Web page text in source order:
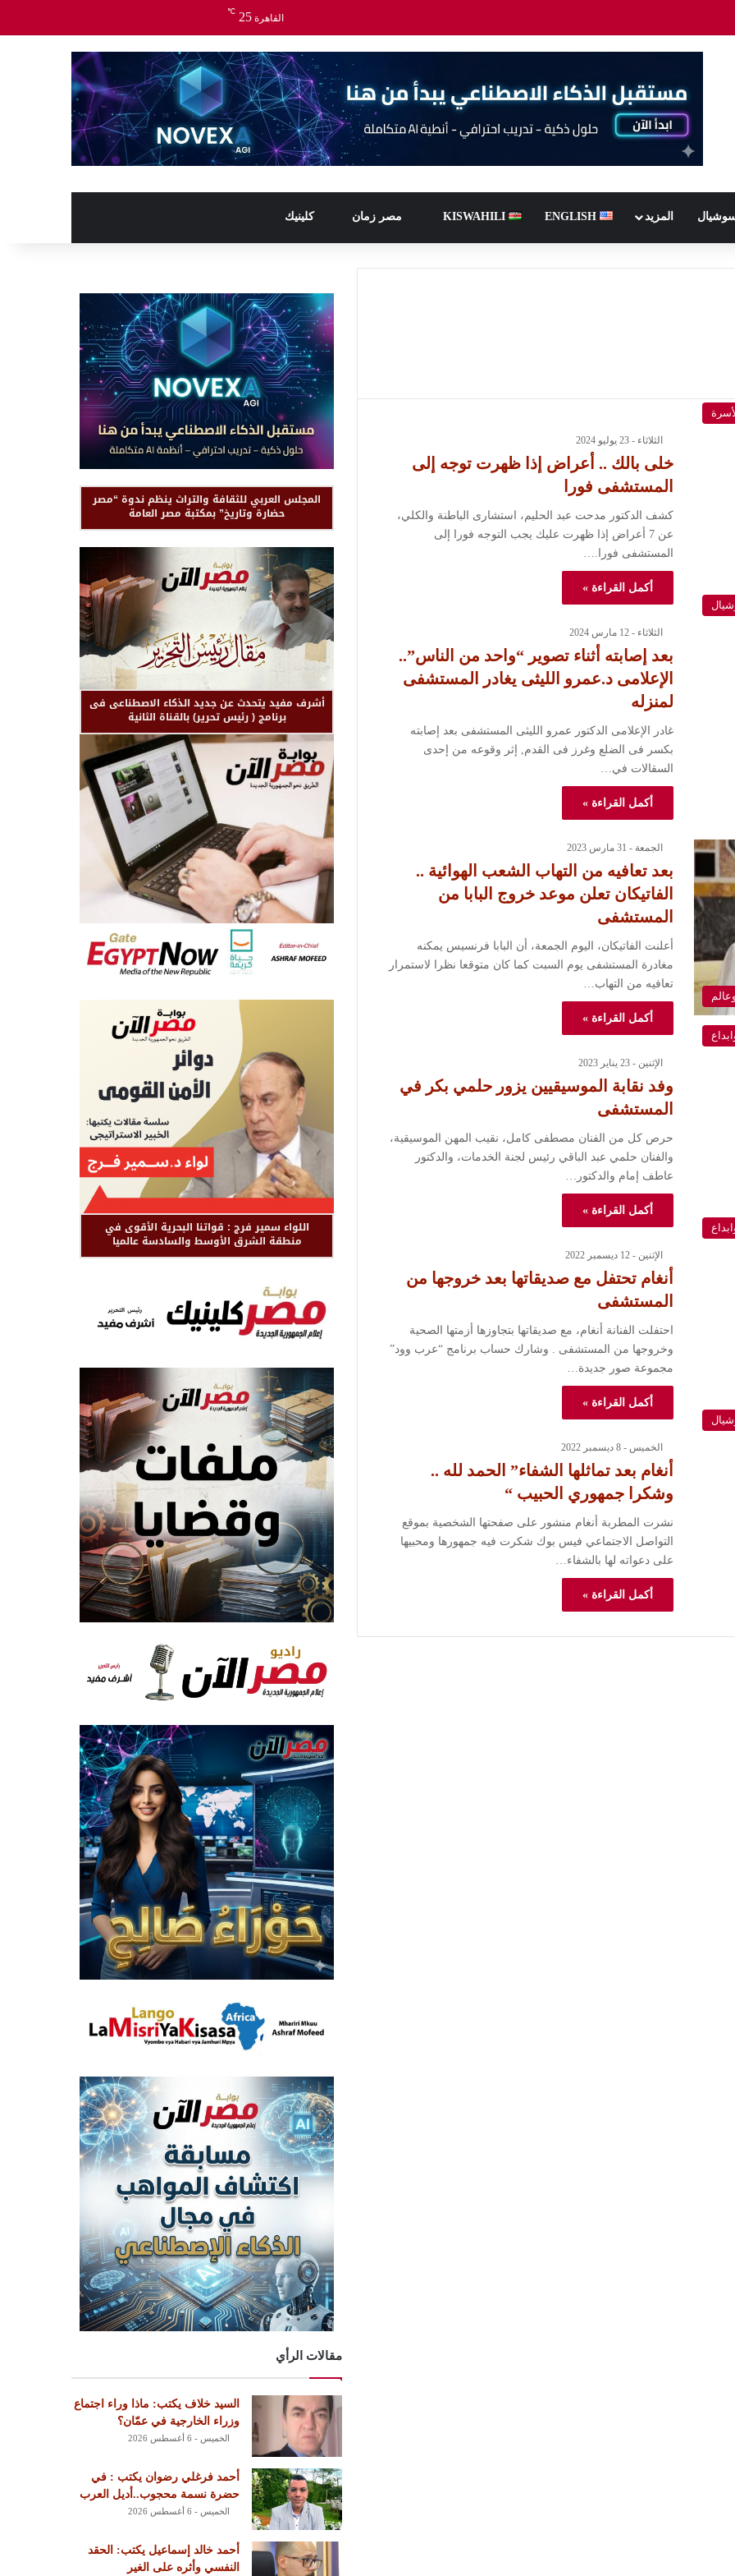
القاهرة 25
℃
المزيد ENGLISH
KISWAHILI مصر زمان كلينيك
الثلاثاء - 23 يوليو 2024
خلى بالك .. أعراض إذا ظهرت توجه إلى
المستشفى فورا
كشف الدكتور مدحت عبد الحليم، استشارى الباطنة والكلي،
عن 7 أعراض إذا ظهرت عليك يجب التوجه فورا إلى
المستشفى فورا.…
أكمل القراءة »
الثلاثاء - 12 مارس 2024
بعد إصابته أثناء تصوير “واحد من الناس”..
الإعلامى د.عمرو الليثى يغادر المستشفى
لمنزله
غادر الإعلامى الدكتور عمرو الليثى المستشفى بعد إصابته
بكسر فى الضلع وغرز فى القدم, إثر وقوعه من إحدى
السقالات في…
أكمل القراءة »
الجمعة - 31 مارس 2023
بعد تعافيه من التهاب الشعب الهوائية ..
الفاتيكان تعلن موعد خروج البابا من
المستشفى
أعلنت الفاتيكان، اليوم الجمعة، أن البابا فرنسيس يمكنه
مغادرة المستشفى يوم السبت كما كان متوقعا نظرا لاستمرار
تعافيه من التهاب…
أكمل القراءة »
الإثنين - 23 يناير 2023
وفد نقابة الموسيقيين يزور حلمي بكر في
المستشفى
حرص كل من الفنان مصطفى كامل، نقيب المهن الموسيقية،
والفنان حلمي عبد الباقي رئيس لجنة الخدمات، والدكتور
عاطف إمام والدكتور…
أكمل القراءة »
الإثنين - 12 ديسمبر 2022
أنغام تحتفل مع صديقاتها بعد خروجها من
المستشفى
احتفلت الفنانة أنغام، مع صديقاتها بتجاوزها أزمتها الصحية
وخروجها من المستشفى . وشارك حساب برنامج “عرب وود”
مجموعة صور جديدة…
أكمل القراءة »
الخميس - 8 ديسمبر 2022
أنغام بعد تماثلها الشفاء” الحمد لله ..
وشكرا جمهوري الحبيب “
نشرت المطربة أنغام منشور على صفحتها الشخصية بموقع
التواصل الاجتماعي فيس بوك شكرت فيه جمهورها ومحبيها
على دعواته لها بالشفاء…
أكمل القراءة »
المجلس العربي للثقافة والتراث ينظم ندوة “مصر
حضارة وتاريخ” بمكتبة مصر العامة
أشرف مفيد يتحدث عن جديد الذكاء الاصطناعى فى
برنامج ( رئيس تحرير) بالقناة الثانية
اللواء سمير فرج : قواتنا البحرية الأقوى في
منطقة الشرق الأوسط والسادسة عالميا
مقالات الرأي
السيد خلاف يكتب: ماذا وراء اجتماع
وزراء الخارجية في عمّان؟
الخميس - 6 أغسطس 2026
أحمد فرغلي رضوان يكتب : في
حضرة نسمة محجوب..أديل العرب
الخميس - 6 أغسطس 2026
أحمد خالد إسماعيل يكتب: الحقد
النفسي وأثره على الغير